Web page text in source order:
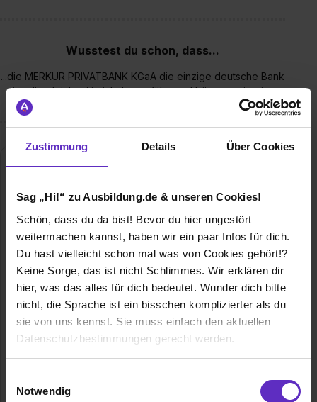
Zustimmung Details Über Cookies
Sag „Hi!“ zu Ausbildung.de & unseren Cookies!
Schön, dass du da bist! Bevor du hier ungestört
weitermachen kannst, haben wir ein paar Infos für dich.
Du hast vielleicht schon mal was von Cookies gehört!?
Keine Sorge, das ist nicht Schlimmes. Wir erklären dir
hier, was das alles für dich bedeutet. Wunder dich bitte
nicht, die Sprache ist ein bisschen komplizierter als du
sie von uns kennst. Sie muss einfach den aktuellen
Datenschutzbestimmungen gerecht werden.
Notwendig
Wusstest du schon, dass...
...die MERKUR PRIVATBANK KGaA die einzige deutsche Bank
ist, die gleichzeitig inhabergeführt und börsennotiert ist.
MERKUR PRIVATBANK KGaA
Bayerstraße 33
80335 München
Mitarbeiter 510